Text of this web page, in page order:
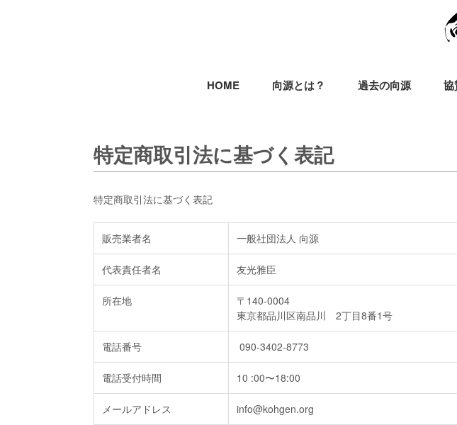
HOME 向源とは？ 過去の向源 協
特定商取引法に基づく表記
特定商取引法に基づく表記
販売業者名 一般社団法人 向源
代表責任者名 友光雅臣
所在地
〒140-0004
東京都品川区南品川 2丁目8番1号
電話番号 090-3402-8773
電話受付時間 10 :00〜18:00
メールアドレス info@kohgen.org